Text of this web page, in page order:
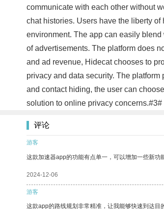
communicate with each other without
chat histories. Users have the liberty
environment. The app can easily
of advertisements. The platform does
and ad revenue, Hidecat chooses to
privacy and data security. The
and contact hiding, the user can
solution to online privacy concerns.#3#
评论
游客
这款加速器app的功能有点单一，可以增加一些新功
2024-12-06
游客
这款app的路线规划非常精准，让我能够快速到达目